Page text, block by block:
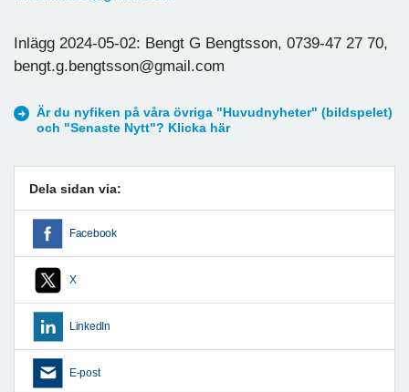
Inlägg 2024-05-02: Bengt G Bengtsson, 0739-47 27 70,
bengt.g.bengtsson@gmail.com
Är du nyfiken på våra övriga "Huvudnyheter" (bildspelet)
och "Senaste Nytt"? Klicka här
Dela sidan via:
Facebook
X
LinkedIn
E-post